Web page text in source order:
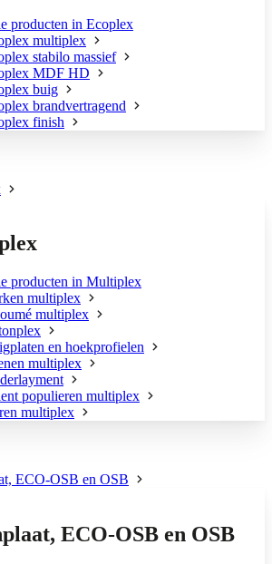
producten in Ecoplex
multiplex
stabilo massief
MDF HD
buig
brandvertragend
finish
producten in Multiplex
multiplex
multiplex
en hoekprofielen
multiplex
populieren multiplex
multiplex
ECO-OSB en OSB
ECO-OSB en OSB